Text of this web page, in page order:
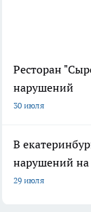
Ресторан
нарушений
30 июля
В
нарушений
29 июля